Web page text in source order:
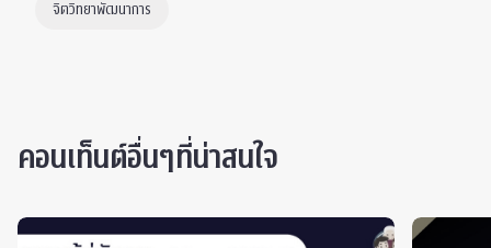
จิตวิทยาพัฒนาการ
คอนเท็นต์อื่นๆที่น่าสนใจ